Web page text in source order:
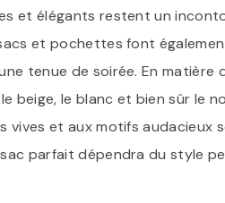
et élégants restent un
et pochettes font
tenue de soirée. En
beige, le blanc et bien sûr le
vives et aux motifs
parfait dépendra du style